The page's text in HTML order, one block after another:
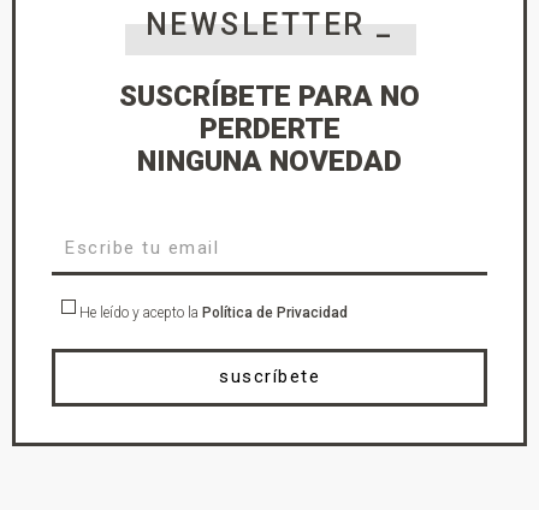
NEWSLETTER _
SUSCRÍBETE PARA NO
PERDERTE
NINGUNA NOVEDAD
He leído y acepto la Política de Privacidad
suscríbete